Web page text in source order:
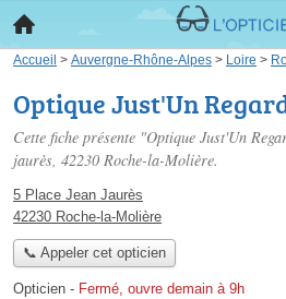
Accueil > Auvergne-Rhône-Alpes > Loire >
Optique Just'Un
Cette fiche présente "Optique Just'Un
jaurès, 42230 Roche-la-Molière.
5 Place Jean Jaurès
42230 Roche-la-Molière
📞 Appeler cet opticien
Opticien - Fermé, ouvre demain à 9h